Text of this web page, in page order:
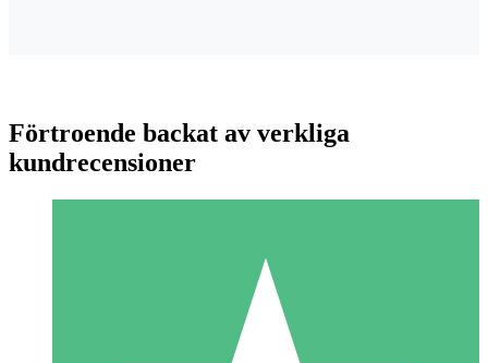
Individuella Kreditpaket
Förtroende backat av verkliga
kundrecensioner